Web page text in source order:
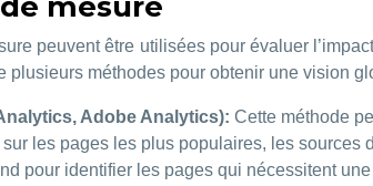
peuvent être utilisées pour évaluer
plusieurs méthodes pour obtenir une vision
Adobe Analytics): Cette méthode
les pages les plus populaires, les sources
pour identifier les pages qui nécessitent